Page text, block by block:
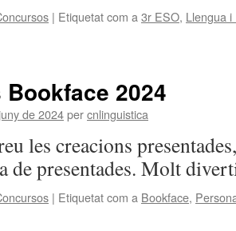
| Etiquetat com a 3r ESO, Llengua
2024
de 2024percnlinguistica
les creacions
de presentades. Molt
| Etiquetat com a Bookface,